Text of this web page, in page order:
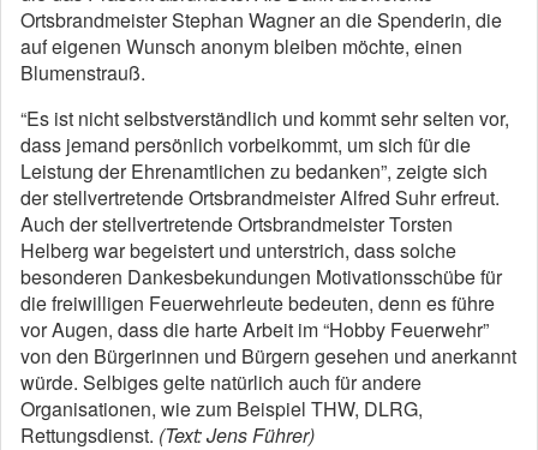
Ortsbrandmeister Stephan Wagner an die Spenderin, die
auf eigenen Wunsch anonym bleiben möchte, einen
Blumenstrauß.
“Es ist nicht selbstverständlich und kommt sehr selten vor,
dass jemand persönlich vorbeikommt, um sich für die
Leistung der Ehrenamtlichen zu bedanken”, zeigte sich
der stellvertretende Ortsbrandmeister Alfred Suhr erfreut.
Auch der stellvertretende Ortsbrandmeister Torsten
Helberg war begeistert und unterstrich, dass solche
besonderen Dankesbekundungen Motivationsschübe für
die freiwilligen Feuerwehrleute bedeuten, denn es führe
vor Augen, dass die harte Arbeit im “Hobby Feuerwehr”
von den Bürgerinnen und Bürgern gesehen und anerkannt
würde. Selbiges gelte natürlich auch für andere
Organisationen, wie zum Beispiel THW, DLRG,
Rettungsdienst. (Text: Jens Führer)